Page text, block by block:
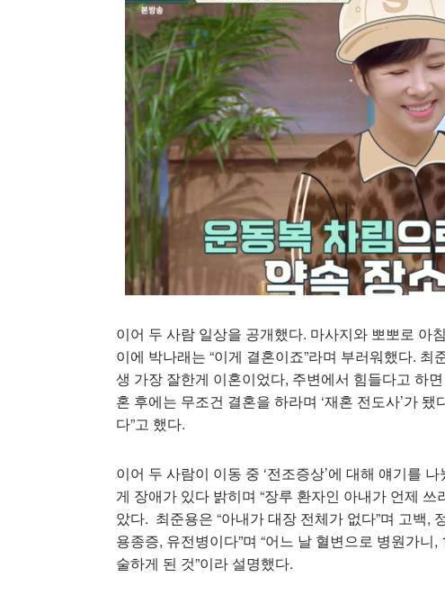
이어 두 사람 일상을 공개했다. 마사지와 뽀뽀로 아
이에 박나래는 “이게 결혼이죠”라며 부러워했다. 최
생 가장 잘한게 이혼이었다, 주변에서 힘들다고 하
혼 후에는 무조건 결혼을 하라며 ‘재혼 전도사’가
다”고 했다.
이어 두 사람이 이동 중 ‘전조증상’에 대해 얘기를
게 장애가 있다 밝히며 “장루 환자인 아내가 언제
았다. 최준용은 “아내가 대장 전체가 없다”며 고백,
용종증, 유전병이다”며 “어느 날 혈변으로 병원가
술하게 된 것”이라 설명했다.